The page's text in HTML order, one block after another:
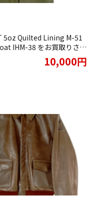
5oz Quilted Lining M-51
IHM-38 をお買取りさせ
10,000円